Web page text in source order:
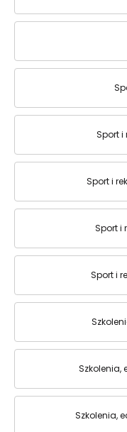
Sport i
Sport i
Sport i
Sport i
Szkolenia,
Szkolenia,